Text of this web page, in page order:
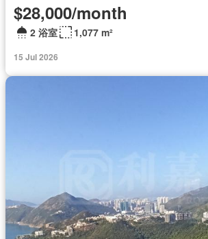
$28,000/month
2 浴室 1,077 m²
15 Jul 2026